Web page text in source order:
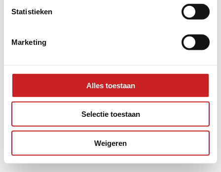
Statistieken
Marketing
Alles toestaan
Selectie toestaan
Weigeren